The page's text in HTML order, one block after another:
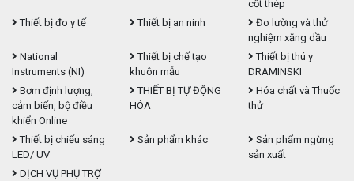
cốt thép
Thiết bị đo y tế
Thiết bị an ninh
Đo lường và thử
nghiệm xăng dầu
National
Instruments (NI)
Thiết bị chế tạo
khuôn mẫu
Thiết bị thú y
DRAMINSKI
Bơm định lượng,
cảm biến, bộ điều
khiển Online
THIẾT BỊ TỰ ĐỘNG
HÓA
Hóa chất và Thuốc
thử
Thiết bị chiếu sáng
LED/ UV
Sản phẩm khác
Sản phẩm ngừng
sản xuất
DỊCH VỤ PHỤ TRỢ